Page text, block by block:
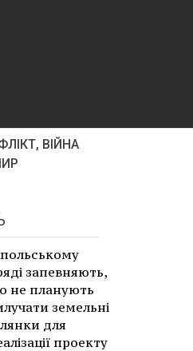
ВІЙНА
запевняють,
не планують
земельні
для
проекту